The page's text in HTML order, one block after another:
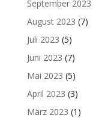
September 2023
August 2023 (7)
Juli 2023 (5)
Juni 2023 (7)
Mai 2023 (5)
April 2023 (3)
März 2023 (1)